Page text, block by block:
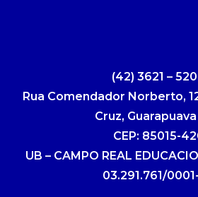
(42) 3621 –
Rua Comendador Norberto,
Cruz, Guarapuava
CEP: 85015-
UB – CAMPO REAL
03.291.761/